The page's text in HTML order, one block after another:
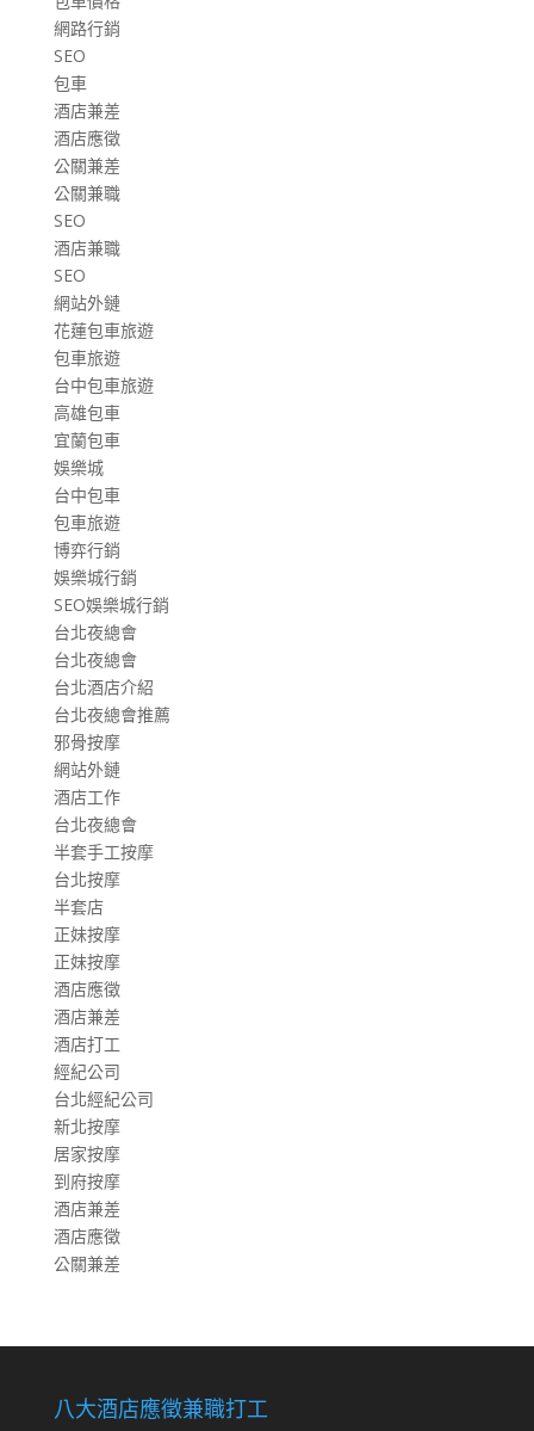
網路行銷
SEO
包車
酒店兼差
酒店應徵
公關兼差
公關兼職
SEO
酒店兼職
SEO
網站外鏈
花蓮包車旅遊
包車旅遊
台中包車旅遊
高雄包車
宜蘭包車
娛樂城
台中包車
包車旅遊
博弈行銷
娛樂城行銷
SEO娛樂城行銷
台北夜總會
台北夜總會
台北酒店介紹
台北夜總會推薦
邪骨按摩
網站外鏈
酒店工作
台北夜總會
半套手工按摩
台北按摩
半套店
正妹按摩
正妹按摩
酒店應徵
酒店兼差
酒店打工
經紀公司
台北經紀公司
新北按摩
居家按摩
到府按摩
酒店兼差
酒店應徵
公關兼差
八大酒店應徵兼職打工